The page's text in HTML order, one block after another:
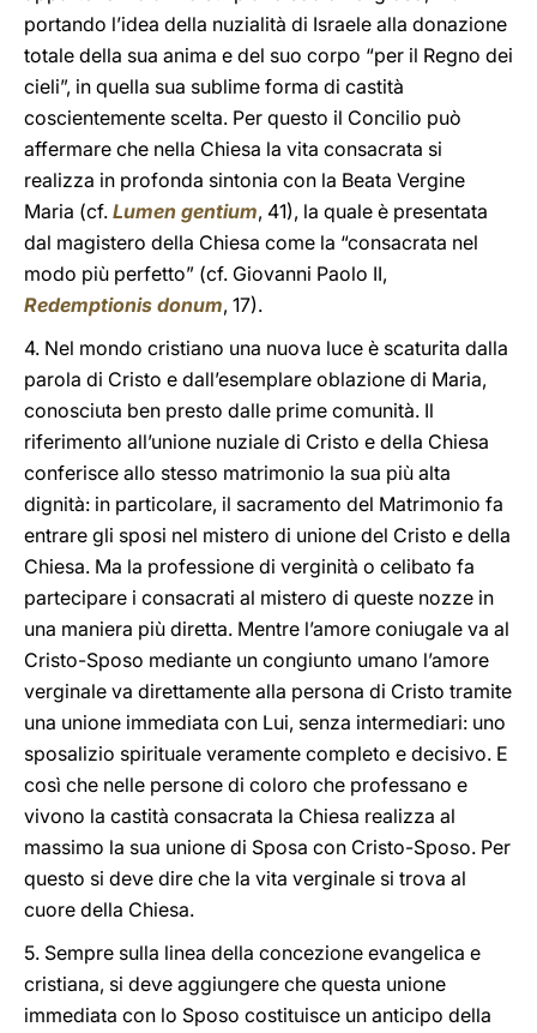
portando l’idea della nuzialità di Israele alla donazione
totale della sua anima e del suo corpo “per il Regno dei
cieli”, in quella sua sublime forma di castità
coscientemente scelta. Per questo il Concilio può
affermare che nella Chiesa la vita consacrata si
realizza in profonda sintonia con la Beata Vergine
Maria (cf. Lumen gentium, 41), la quale è presentata
dal magistero della Chiesa come la “consacrata nel
modo più perfetto” (cf. Giovanni Paolo II,
Redemptionis donum, 17).
4. Nel mondo cristiano una nuova luce è scaturita dalla
parola di Cristo e dall’esemplare oblazione di Maria,
conosciuta ben presto dalle prime comunità. Il
riferimento all’unione nuziale di Cristo e della Chiesa
conferisce allo stesso matrimonio la sua più alta
dignità: in particolare, il sacramento del Matrimonio fa
entrare gli sposi nel mistero di unione del Cristo e della
Chiesa. Ma la professione di verginità o celibato fa
partecipare i consacrati al mistero di queste nozze in
una maniera più diretta. Mentre l’amore coniugale va al
Cristo-Sposo mediante un congiunto umano l’amore
verginale va direttamente alla persona di Cristo tramite
una unione immediata con Lui, senza intermediari: uno
sposalizio spirituale veramente completo e decisivo. E
così che nelle persone di coloro che professano e
vivono la castità consacrata la Chiesa realizza al
massimo la sua unione di Sposa con Cristo-Sposo. Per
questo si deve dire che la vita verginale si trova al
cuore della Chiesa.
5. Sempre sulla linea della concezione evangelica e
cristiana, si deve aggiungere che questa unione
immediata con lo Sposo costituisce un anticipo della